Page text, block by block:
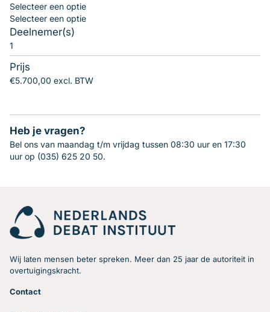
Selecteer een optie
Selecteer een optie
Deelnemer(s)
1
Prijs
€5.700,00 excl. BTW
Heb je vragen?
Bel ons van maandag t/m vrijdag tussen 08:30 uur en 17:30
uur op (035) 625 20 50.
Wij laten mensen beter spreken. Meer dan 25 jaar de autoriteit in
overtuigingskracht.
Contact